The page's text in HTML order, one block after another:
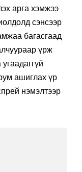
арга хэмжээ
сэнсээр
багасгаад
үрж
ашиглах үр
нэмэлтээр